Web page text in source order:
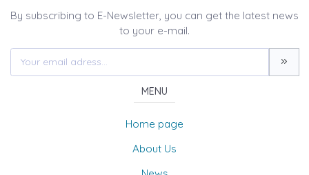
By subscribing to E-Newsletter, you can get the latest news
to your e-mail.
MENU
Home page
About Us